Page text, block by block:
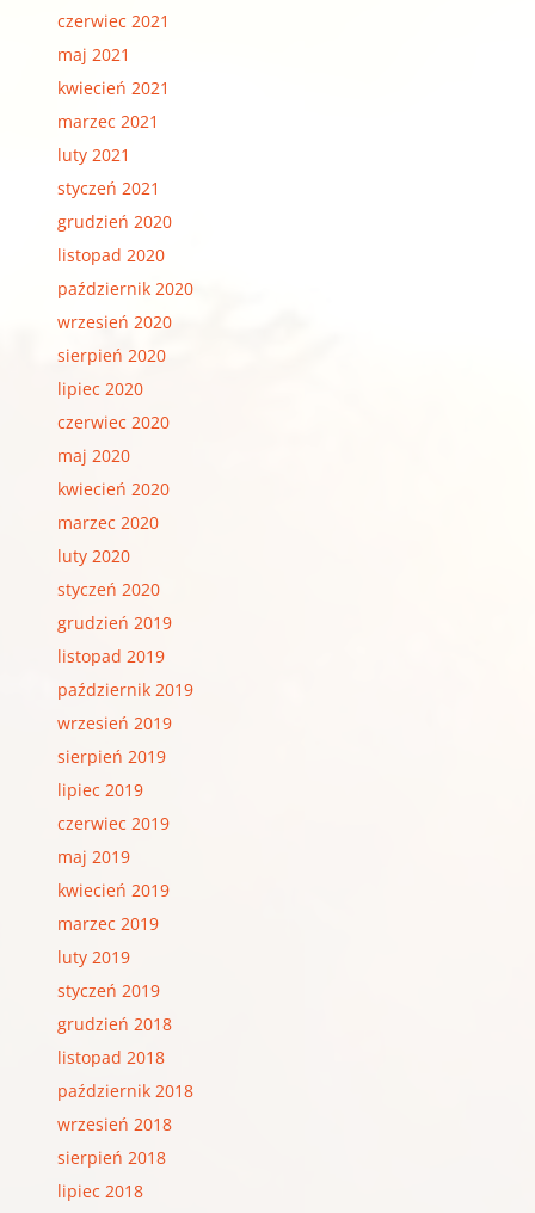
czerwiec 2021
maj 2021
kwiecień 2021
marzec 2021
luty 2021
styczeń 2021
grudzień 2020
listopad 2020
październik 2020
wrzesień 2020
sierpień 2020
lipiec 2020
czerwiec 2020
maj 2020
kwiecień 2020
marzec 2020
luty 2020
styczeń 2020
grudzień 2019
listopad 2019
październik 2019
wrzesień 2019
sierpień 2019
lipiec 2019
czerwiec 2019
maj 2019
kwiecień 2019
marzec 2019
luty 2019
styczeń 2019
grudzień 2018
listopad 2018
październik 2018
wrzesień 2018
sierpień 2018
lipiec 2018